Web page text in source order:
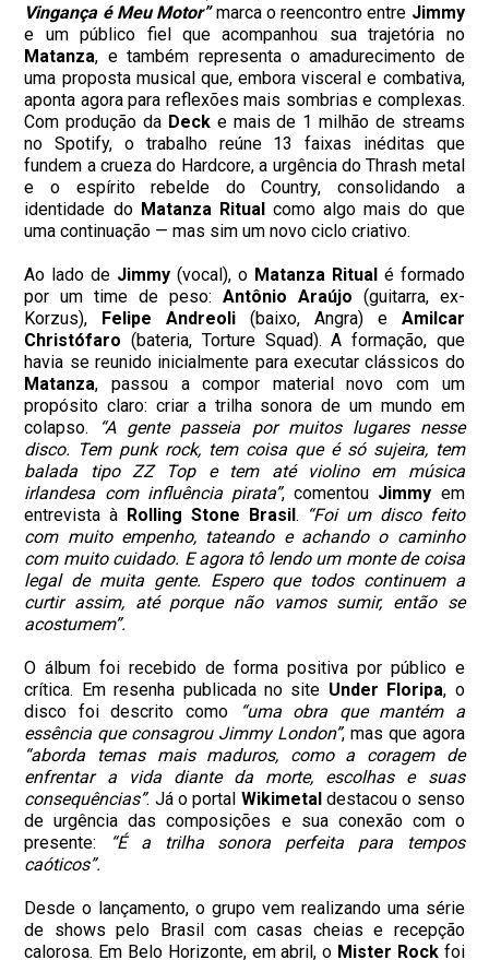
Vingança é Meu Motor”marca o reencontro entre Jimmy
e um público fiel que acompanhou sua trajetória no
Matanza, e também representa o amadurecimento de
uma proposta musical que, embora visceral e combativa,
aponta agora para reflexões mais sombrias e complexas.
Com produção da Decke mais de 1 milhão de streams
no Spotify, o trabalho reúne 13 faixas inéditas que
fundem a crueza do Hardcore, a urgência do Thrash metal
e o espírito rebelde do Country, consolidando a
identidade do Matanza Ritualcomo algo mais do que
uma continuação — mas sim um novo ciclo criativo.
Ao lado de Jimmy (vocal), o Matanza Ritualé formado
por um time de peso: Antônio Araújo (guitarra, ex-
Korzus), Felipe Andreoli (baixo, Angra) e Amilcar
Christófaro (bateria, Torture Squad). A formação, que
havia se reunido inicialmente para executar clássicos do
Matanza, passou a compor material novo com um
propósito claro: criar a trilha sonora de um mundo em
colapso.
“A gente passeia por muitos lugares nesse
disco. Tem punk rock, tem coisa que é só sujeira, tem
balada tipo ZZ Top e tem até violino em música
irlandesa com influência pirata”, comentou Jimmy em
entrevista à Rolling Stone Brasil. “Foi um disco feito
com muito empenho, tateando e achando o caminho
com muito cuidado. E agora tô lendo um monte de coisa
legal de muita gente. Espero que todos continuem a
curtir assim, até porque não vamos sumir, então se
acostumem”.
O álbum foi recebido de forma positiva por público e
crítica. Em resenha publicada no site Under Floripa, o
disco foi descrito como
“uma obra que mantém a
essência que consagrou Jimmy London”, mas que agora
“aborda temas mais maduros, como a coragem de
enfrentar a vida diante da morte, escolhas e suas
consequências”. Já o portal Wikimetaldestacou o senso
de urgência das composições e sua conexão com o
presente:
“É a trilha sonora perfeita para tempos
caóticos”.
Desde o lançamento, o grupo vem realizando uma série
de shows pelo Brasil com casas cheias e recepção
calorosa. Em Belo Horizonte, em abril, o Mister Rockfoi